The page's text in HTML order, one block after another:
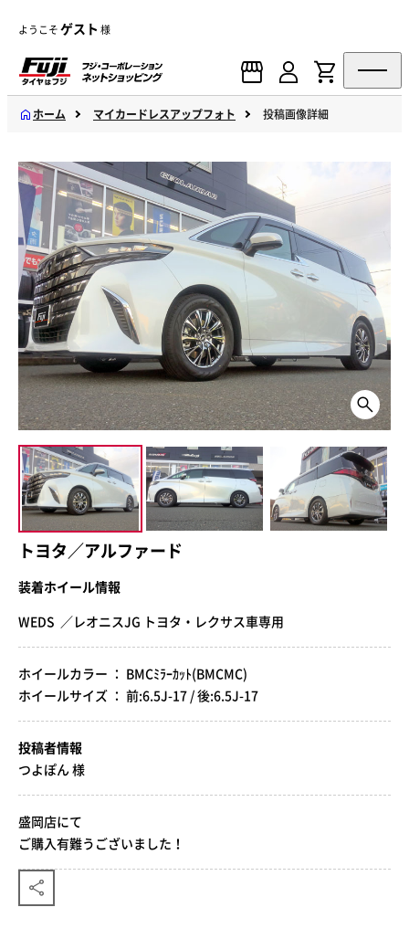
ようこそゲスト 様
ホーム マイカードレスアップフォト 投稿画像詳細
トヨタ／アルファード
装着ホイール情報
WEDS ／レオニスJG トヨタ・レクサス車専用
ホイールカラー ： BMCﾐﾗｰｶｯﾄ(BMCMC)
ホイールサイズ ： 前:6.5J-17 / 後:6.5J-17
投稿者情報
つよぽん 様
盛岡店にて
ご購入有難うございました！